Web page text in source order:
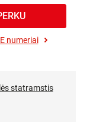
numeriai
statramstis